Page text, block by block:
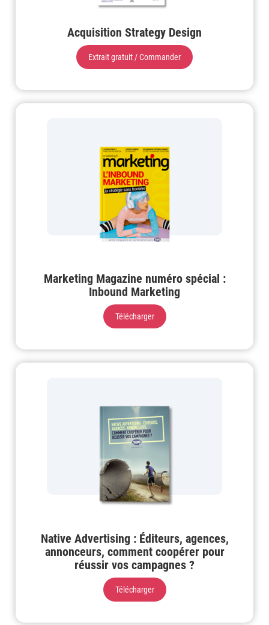
Acquisition Strategy Design
Extrait gratuit / Commander
Marketing Magazine numéro spécial :
Inbound Marketing
Télécharger
Native Advertising : Éditeurs, agences,
annonceurs, comment coopérer pour
réussir vos campagnes ?
Télécharger